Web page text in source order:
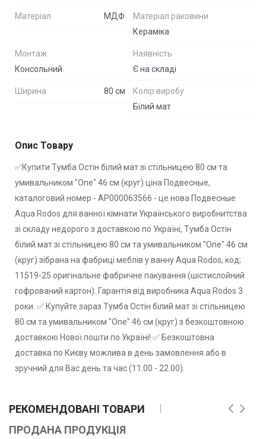
Матеріал МДФ
Матеріал раковини
Кераміка
Монтаж
Консольний
Наявність
Є на складі
Ширина 80 см
Колір виробу
Білий мат
Опис Товару
✅Купити Тумба Остiн білий мат зі стільницею 80 см та
умивальником "One" 46 см (круг) ціна Подвесные,
каталоговий номер - АР000063566 - це нова Подвесные
Aqua Rodos для ванної кімнати Українського виробнитства
зі складу недорого з доставкою по Україні, Тумба Остiн
білий мат зі стільницею 80 см та умивальником "One" 46 см
(круг) зібрана на фабриці меблів у ванну Aqua Rodos, код;
11519-25 оригінальне фабричне пакування (шістислойний
гофрований картон). Гарантія від виробника Aqua Rodos 3
роки. ✅ Купуйте зараз Тумба Остiн білий мат зі стільницею
80 см та умивальником "One" 46 см (круг) з безкоштовною
доставкою Нової пошти по Україні! ✅ Безкоштовна
доставка по Києву можлива в день замовлення або в
зручний для Вас день та час (11.00 - 22.00).
РЕКОМЕНДОВАНІ ТОВАРИ
ПРОДАНА ПРОДУКЦІЯ